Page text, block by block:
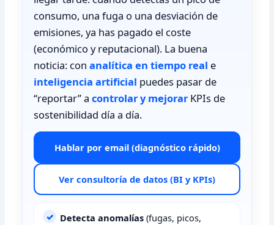
consumo, una fuga o una desviación de
emisiones, ya has pagado el coste
(económico y reputacional). La buena
noticia: conanalítica en tiempo real e
inteligencia artificial puedes pasar de
“reportar” acontrolar y mejorar KPIs de
sostenibilidad día a día.
Hablar por email (diagnóstico rápido)
Ver consultoría de datos (BI y KPIs)
Detecta anomalías (fugas, picos,